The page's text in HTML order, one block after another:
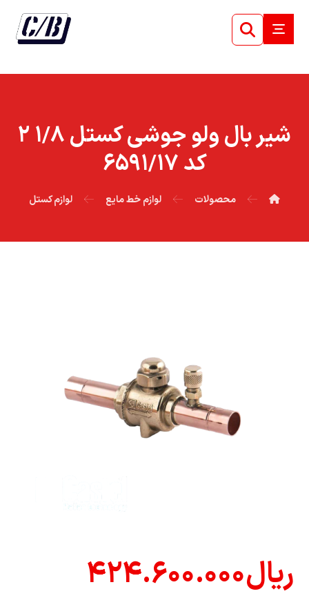
شير بال ولو جوشي کستل ۱/۸ ۲
کد ۶۵۹۱/۱۷
محصولات لوازم خط مایع لوازم کستل
ریال۴۲۴.۶۰۰.۰۰۰